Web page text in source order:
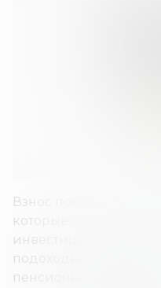
Взнос после уплаты
которые
инвестиционный счет
подоходного налога.
пенсионного счета с